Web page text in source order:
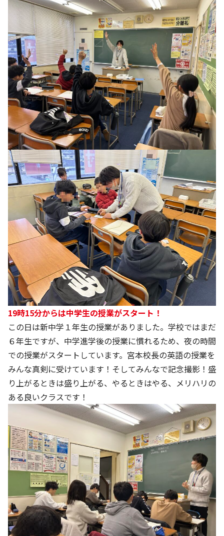
19時15分からは中学生の授業がスタート！
この日は新中学１年生の授業がありました。学校ではまだ
６年生ですが、中学進学後の授業に慣れるため、夜の時間
での授業がスタートしています。宮本校長の英語の授業を
みんな真剣に受けています！そしてみんなで記念撮影！盛
り上がるときは盛り上がる、やるときはやる、メリハリの
ある良いクラスです！